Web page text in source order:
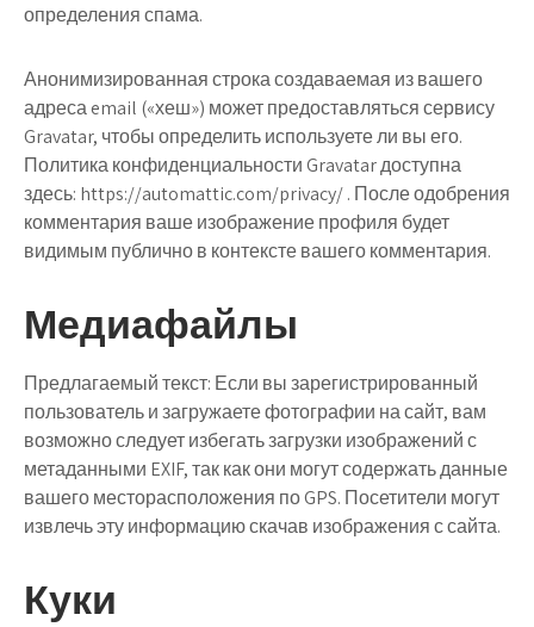
определения спама.
Анонимизированная строка создаваемая из вашего
адреса email («хеш») может предоставляться сервису
Gravatar, чтобы определить используете ли вы его.
Политика конфиденциальности Gravatar доступна
здесь: https://automattic.com/privacy/ . После одобрения
комментария ваше изображение профиля будет
видимым публично в контексте вашего комментария.
Медиафайлы
Предлагаемый текст: Если вы зарегистрированный
пользователь и загружаете фотографии на сайт, вам
возможно следует избегать загрузки изображений с
метаданными EXIF, так как они могут содержать данные
вашего месторасположения по GPS. Посетители могут
извлечь эту информацию скачав изображения с сайта.
Куки